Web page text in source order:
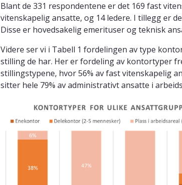
Blant de 331 respondentene er det 169 fast
vitenskapelig ansatte, og 14 ledere. I tillegg er
Disse er hovedsakelig emerituser og teknisk
Videre ser vi i Tabell 1 fordelingen av type
stilling de har. Her er fordeling av kontortyper
stillingstypene, hvor 56% av fast vitenskapelig
sitter hele 79% av administrativt ansatte i